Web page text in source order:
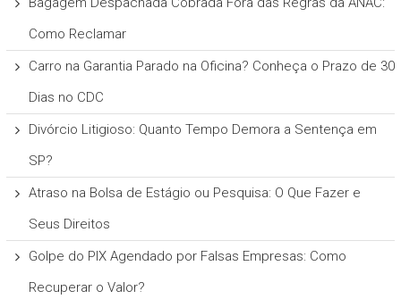
Como Reclamar
Carro na Garantia Parado na Oficina? Conheça o Prazo de 30
Dias no CDC
Divórcio Litigioso: Quanto Tempo Demora a Sentença em
SP?
Atraso na Bolsa de Estágio ou Pesquisa: O Que Fazer e
Seus Direitos
Golpe do PIX Agendado por Falsas Empresas: Como
Recuperar o Valor?